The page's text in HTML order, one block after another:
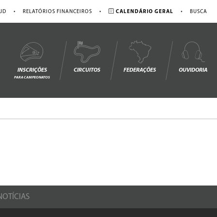
• RELATÓRIOS FINANCEIROS • CALENDÁRIO GERAL • BUSCA
INSCRIÇÕES
PARA CAMPEONATOS
CIRCUITOS FEDERAÇÕES OUVIDORIA